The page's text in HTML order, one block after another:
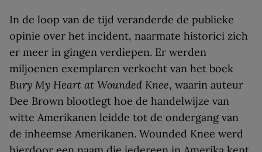
In de loop van de tijd veranderde de publieke
opinie over het incident, naarmate historici zich
er meer in gingen verdiepen. Er werden
miljoenen exemplaren verkocht van het boek
Bury My Heart at Wounded Knee, waarin auteur
Dee Brown blootlegt hoe de handelwijze van
witte Amerikanen leidde tot de ondergang van
de inheemse Amerikanen. Wounded Knee werd